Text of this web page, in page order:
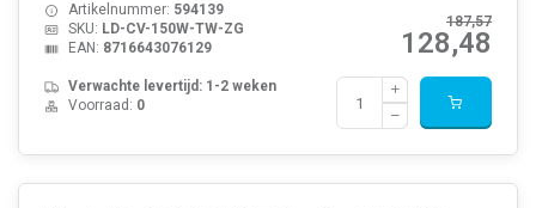
187,57
128,48
Artikelnummer: 594139
SKU: LD-CV-150W-TW-ZG
EAN: 8716643076129
Verwachte levertijd: 1-2 weken
Voorraad: 0